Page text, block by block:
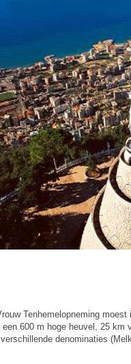
Tenhemelopneming
600 m hoge heuvel, 25
denominaties